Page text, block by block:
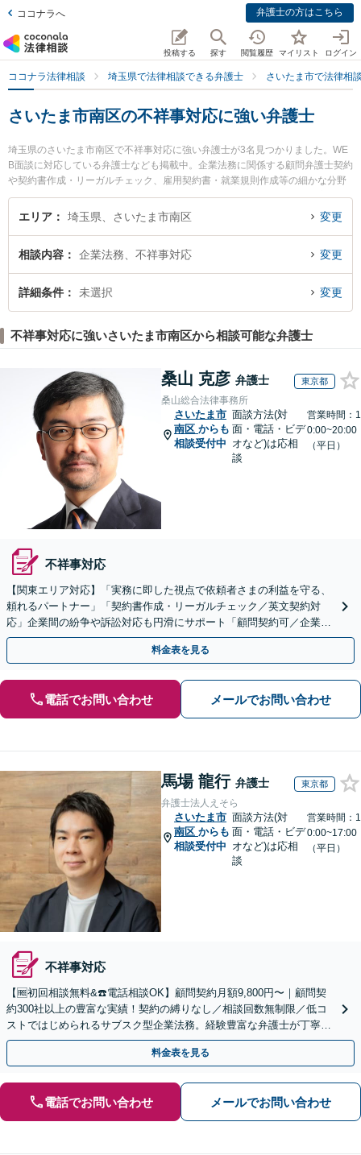
ココナラへ 弁護士の方はこちら
投稿する 探す 閲覧履歴 マイリスト ログイン
ココナラ法律相談 埼玉県で法律相談できる弁護士 さいたま市で法律相
さいたま市南区の不祥事対応に強い弁護士
埼玉県のさいたま市南区で不祥事対応に強い弁護士が3名見つかりました。WE
B面談に対応している弁護士なども掲載中。企業法務に関係する顧問弁護士契約
や契約書作成・リーガルチェック、雇用契約書・就業規則作成等の細かな分野
での絞り込み検索もでき便利です。特に武蔵浦和法律事務所の久保 佑一郎弁護
士や武蔵浦和法律事務所の峯岸 孝浩弁護士、弁護士法人Monte南浦和法律事務
すぐに弁護士に相談したい』『不祥事対応のトラブル解決の実績豊富な近くの
弁護士を検索したい』『初回相談無料で不祥事対応を法律相談できるさいたま
市南区内の弁護士に相談予約したい』などでお困りの相談者さんにおすすめで
エリア 埼玉県、さいたま市南区 変更
相談内容 企業法務、不祥事対応 変更
詳細条件 未選択 変更
不祥事対応に強いさいたま市南区から相談可能な弁護士
桑山 克彦 弁護士 東京都
桑山総合法律事務所
さいたま市
南区 からも
相談受付中
面談方法(対
面・電話・ビデ
オなど)は応相
談
営業時間：1
0:00~20:00
（平日）
不祥事対応
【関東エリア対応】「実務に即した視点で依頼者さまの利益を守る、
頼れるパートナー」「契約書作成・リーガルチェック／英文契約対
応」企業間の紛争や訴訟対応も円滑にサポート「顧問契約可／企業規
模や業種に応じて柔軟にカスタマイズ」【休日・夜間相談可】
料金表を見る
電話でお問い合わせ メールでお問い合わせ
馬場 龍行 弁護士 東京都
弁護士法人えそら
さいたま市
南区 からも
相談受付中
面談方法(対
面・電話・ビデ
オなど)は応相
談
営業時間：1
0:00~17:00
（平日）
不祥事対応
【🆓初回相談無料&☎️電話相談OK】顧問契約月額9,800円〜｜顧問契
約300社以上の豊富な実績！契約の縛りなし／相談回数無制限／低コ
ストではじめられるサブスク型企業法務。経験豊富な弁護士が丁寧に
対応。【関東エリア対応】
料金表を見る
電話でお問い合わせ メールでお問い合わせ